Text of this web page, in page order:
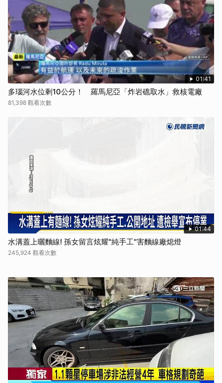
01:41
多瑙河水位剩10公分！ 羅馬尼亞「炸岩礁取水」救核電廠
81,398 觀看次數
01:44
水溝蓋上曬麵線! 孫女留言炫耀"純手工"害麵線廠熄燈
245,924 觀看次數